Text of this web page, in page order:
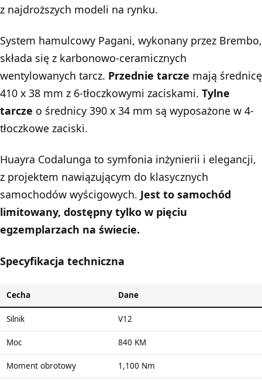
z najdroższych modeli na rynku.
System hamulcowy Pagani, wykonany przez Brembo,
składa się z karbonowo-ceramicznych
wentylowanych tarcz. Przednie tarcze mają średnicę
410 x 38 mm z 6-tłoczkowymi zaciskami. Tylne
tarcze o średnicy 390 x 34 mm są wyposażone w 4-
tłoczkowe zaciski.
Huayra Codalunga to symfonia inżynierii i elegancji,
z projektem nawiązującym do klasycznych
samochodów wyścigowych. Jest to samochód
limitowany, dostępny tylko w pięciu
egzemplarzach na świecie.
Specyfikacja techniczna
Cecha Dane
Silnik V12
Moc 840 KM
Moment obrotowy 1,100 Nm